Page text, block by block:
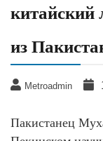
китайский
из
Metroadmin
Пакистанец